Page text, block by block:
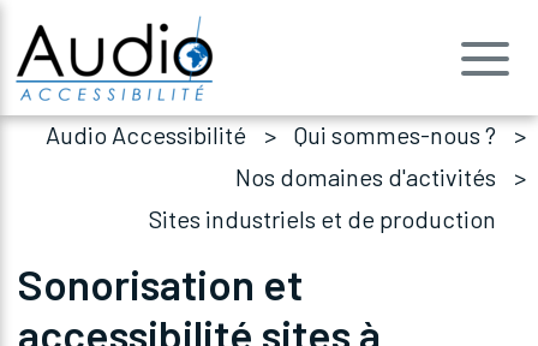
Audio Accessibilité
Qui sommes-nous ?
Nos domaines d'activités
Sites industriels et de production
Sonorisation et
accessibilité sites à